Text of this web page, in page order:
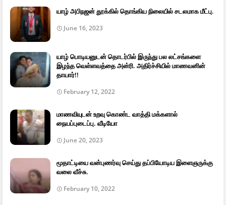
யாழ் அபிநஜன் தூக்கில் தொங்கிய நிலையில் சடலமாக மீட்பு.
June 16, 2023
யாழ் பொடியனுடன் தொடர்பில் இருந்து பல லட்சங்களை
இழந்த வெள்ளவத்தை அன்ரி. அதிர்ச்சியில் மாணவனின்
தாயார்!!
February 12, 2022
மாணவியுடன் உறவு கொண்ட வாத்தி மக்களால்
நையப்புடைப்பு. வீடியோ
June 20, 2023
மூதாட்டியை வன்புணர்வு செய்து தப்பியோடிய இளைஞருக்கு
வலை வீச்சு.
February 10, 2022